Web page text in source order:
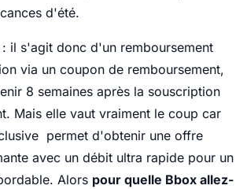
d'été.
il s'agit donc d'un remboursement
via un coupon de remboursement,
8 semaines après la souscription
Mais elle vaut vraiment le coup car
permet d'obtenir une offre
avec un débit ultra rapide pour un
Alors pour quelle Bbox allez-